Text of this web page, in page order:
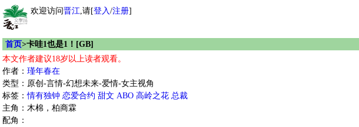
欢迎访问晋江,请[登入/注册]
首页>卡哇1也是1！[GB]
本文作者建议18岁以上读者观看。
作者： 瑾年春在
类型：原创-言情-幻想未来-爱情-女主视角
标签：情有独钟 恋爱合约 甜文 ABO 高岭之花 总裁
主角：木棉，柏商霖
配角：